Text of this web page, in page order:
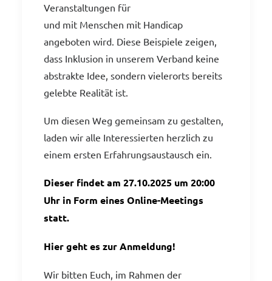
Veranstaltungen für
und mit Menschen mit Handicap
angeboten wird. Diese Beispiele zeigen,
dass Inklusion in unserem Verband keine
abstrakte Idee, sondern vielerorts bereits
gelebte Realität ist.
Um diesen Weg gemeinsam zu gestalten,
laden wir alle Interessierten herzlich zu
einem ersten Erfahrungsaustausch ein.
Dieser findet am 27.10.2025 um 20:00
Uhr in Form eines Online-Meetings
statt.
Hier geht es zur Anmeldung!
Wir bitten Euch, im Rahmen der